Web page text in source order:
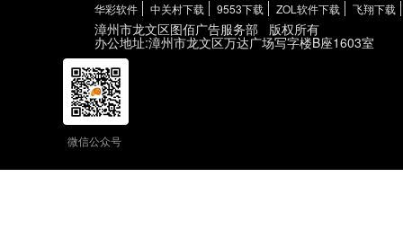
华彩软件
中关村下载 9553下载 ZOL软件下载 飞翔下载
漳州市龙文区图佰广告服务部 版权所有
办公地址:漳州市龙文区万达广场写字楼B座1603室
微信公众号